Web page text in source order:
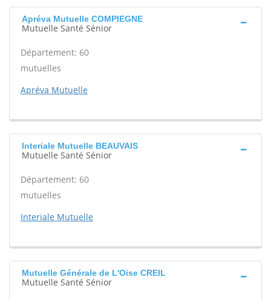
Apréva Mutuelle COMPIEGNE
Mutuelle Santé Sénior
Département: 60
mutuelles
Apréva Mutuelle
Interiale Mutuelle BEAUVAIS
Mutuelle Santé Sénior
Département: 60
mutuelles
Interiale Mutuelle
Mutuelle Générale de L'Oise CREIL
Mutuelle Santé Sénior